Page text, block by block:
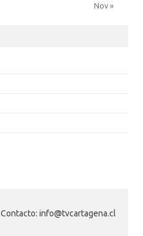
Nov »
Contacto: info@tvcartagena.cl